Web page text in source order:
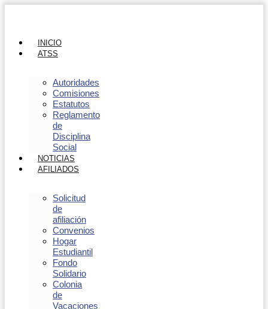
INICIO
ATSS
Autoridades
Comisiones
Estatutos
Reglamento
de
Disciplina
Social
NOTICIAS
AFILIADOS
Solicitud
de
afiliación
Convenios
Hogar
Estudiantil
Fondo
Solidario
Colonia
de
Vacaciones